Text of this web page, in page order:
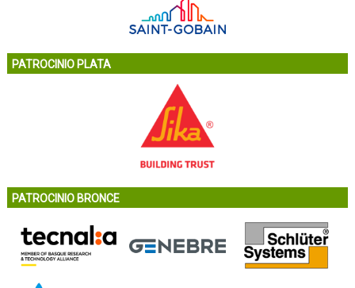
PATROCINIO PLATA
PATROCINIO BRONCE